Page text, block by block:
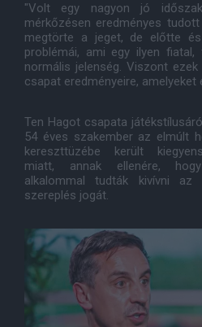
"Volt egy nagyon jó
mérkőzésen eredményes
megtörte a jeget, de előtte
problémái, ami egy ilyen
normális jelenség. Viszont
csapat eredményeire, amelyeket
Ten Hagot csapata
54 éves szakember az elmúlt
kereszttüzébe került
miatt, annak ellenére,
alkalommal tudták kivívni az
szereplés jogát.